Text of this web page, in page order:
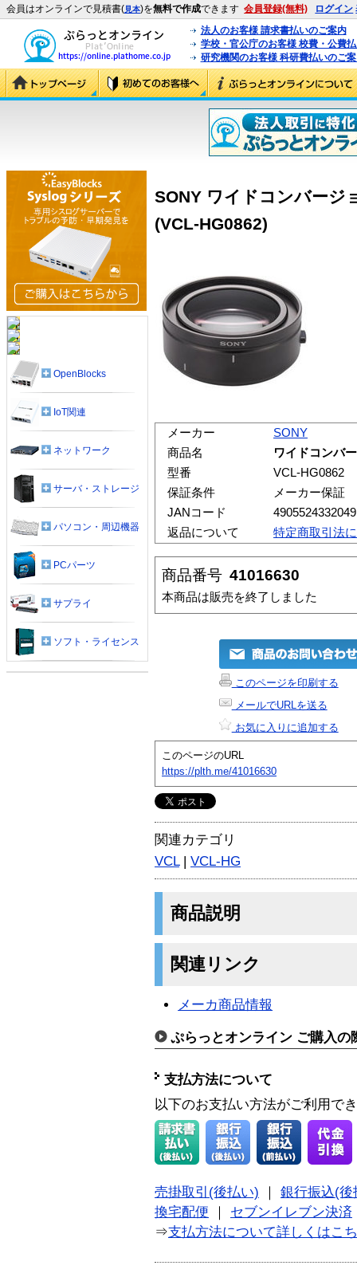
会員はオンラインで見積書(見本)を無料で作成できます 会員登録(無料) ログイン
法人のお客様 請求書払いのご案内
学校・官公庁のお客様 校費・公費
研究機関のお客様 科研費払いのご
SONY ワイドコンバージ
(VCL-HG0862)
メーカー
SONY
商品名
ワイドコンバ
型番
VCL-HG0862
保証条件
メーカー保証
JANコード
4905524332049
返品について
特定商取引法
商品番号 41016630
本商品は販売を終了しました
このページを印刷する
メールでURLを送る
お気に入りに追加する
このページのURL
https://plth.me/41016630
関連カテゴリ
VCL| VCL-HG
商品説明
関連リンク
メーカ商品情報
ぷらっとオンライン ご購入の
支払方法について
以下のお支払い方法がご利用で
売掛取引(後払い)
銀行振込(後
換宅配便
セブンイレブン決済
⇒支払方法について詳しくはこ
OpenBlocks
IoT関連
ネットワーク
サーバ・ストレージ
パソコン・周辺機器
PCパーツ
サプライ
ソフト・ライセンス